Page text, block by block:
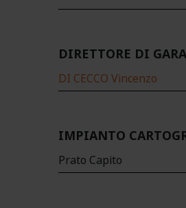
DIRETTORE DI GARA
DI CECCO Vincenzo
IMPIANTO
Prato Capito